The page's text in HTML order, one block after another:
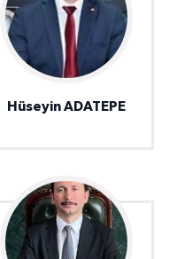
Hüseyin ADATEPE